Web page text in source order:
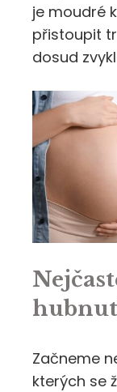
je moudré
přistoupit
dosud
Začneme
kterých se